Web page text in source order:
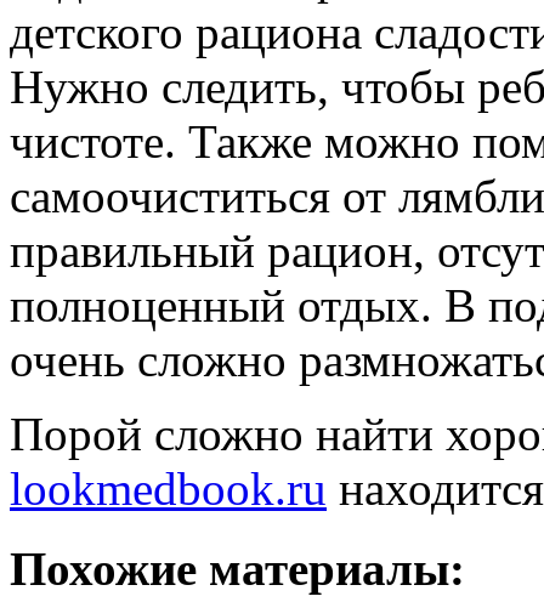
детского рациона
Нужно следить, чтобы
чистоте. Также можно
самоочиститься от
правильный рацион,
полноценный отдых. В
очень сложно
Порой сложно найти
lookmedbook.ru
Похожие материалы: